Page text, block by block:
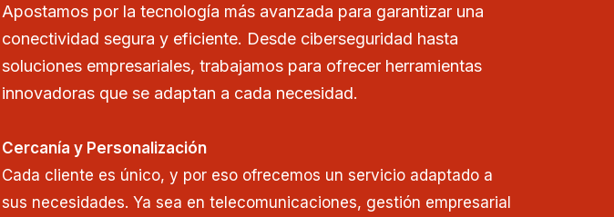
Apostamos por la tecnología más avanzada para garantizar una
conectividad segura y eficiente. Desde ciberseguridad hasta
soluciones empresariales, trabajamos para ofrecer herramientas
innovadoras que se adaptan a cada necesidad.
Cercanía y Personalización
Cada cliente es único, y por eso ofrecemos un servicio adaptado a
sus necesidades. Ya sea en telecomunicaciones, gestión empresarial